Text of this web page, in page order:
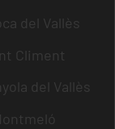
del Vallès
Climent
del Vallès